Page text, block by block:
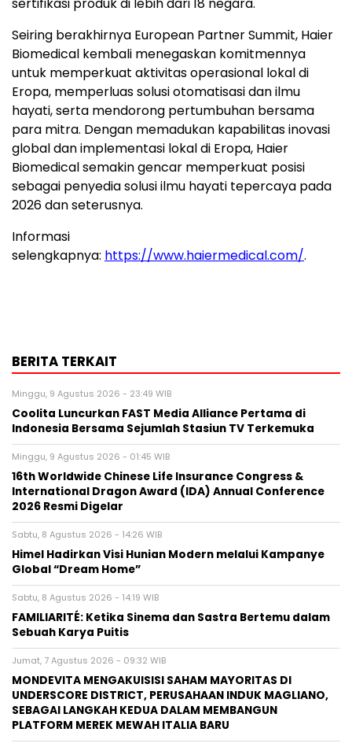
Seiring berakhirnya European Partner Summit, Haier
Biomedical kembali menegaskan komitmennya
untuk memperkuat aktivitas operasional lokal di
Eropa, memperluas solusi otomatisasi dan ilmu
hayati, serta mendorong pertumbuhan bersama
para mitra. Dengan memadukan kapabilitas inovasi
global dan implementasi lokal di Eropa, Haier
Biomedical semakin gencar memperkuat posisi
sebagai penyedia solusi ilmu hayati tepercaya pada
2026 dan seterusnya.
Informasi
selengkapnya: https://www.haiermedical.com/.
BERITA TERKAIT
Minggu, 9 Agustus 2026 - 23:49 WIB
Coolita Luncurkan FAST Media Alliance Pertama di
Indonesia Bersama Sejumlah Stasiun TV Terkemuka
Minggu, 9 Agustus 2026 - 01:45 WIB
16th Worldwide Chinese Life Insurance Congress &
International Dragon Award (IDA) Annual Conference
2026 Resmi Digelar
Sabtu, 8 Agustus 2026 - 14:26 WIB
Himel Hadirkan Visi Hunian Modern melalui Kampanye
Global “Dream Home”
Sabtu, 8 Agustus 2026 - 14:19 WIB
FAMILIARITÉ: Ketika Sinema dan Sastra Bertemu dalam
Sebuah Karya Puitis
Jumat, 7 Agustus 2026 - 09:32 WIB
MONDEVITA MENGAKUISISI SAHAM MAYORITAS DI
UNDERSCORE DISTRICT, PERUSAHAAN INDUK MAGLIANO,
SEBAGAI LANGKAH KEDUA DALAM MEMBANGUN
PLATFORM MEREK MEWAH ITALIA BARU